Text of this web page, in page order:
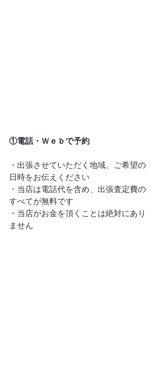
①電話・Ｗｅｂで予約
・出張させていただく地域、ご希望の
日時をお伝えください
・当店は電話代を含め、出張査定費の
すべてが無料です
・当店がお金を頂くことは絶対にあり
ません